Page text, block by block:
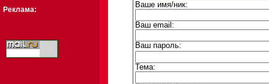
Реклама:
Ваше имя/ник:
Ваш email:
Ваш пароль:
Тема: